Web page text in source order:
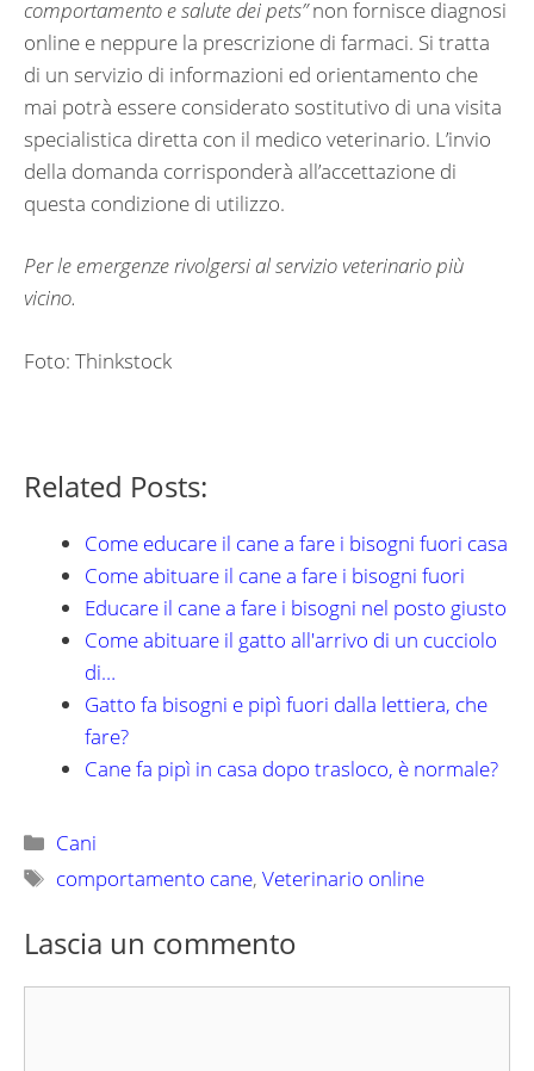
comportamento e salute dei pets”non fornisce diagnosi
online e neppure la prescrizione di farmaci. Si tratta
di un servizio di informazioni ed orientamento che
mai potrà essere considerato sostitutivo di una visita
specialistica diretta con il medico veterinario. L’invio
della domanda corrisponderà all’accettazione di
questa condizione di utilizzo.
Per le emergenze rivolgersi al servizio veterinario più
vicino.
Foto: Thinkstock
Related Posts:
Come educare il cane a fare i bisogni fuori casa
Come abituare il cane a fare i bisogni fuori
Educare il cane a fare i bisogni nel posto giusto
Come abituare il gatto all'arrivo di un cucciolo
di…
Gatto fa bisogni e pipì fuori dalla lettiera, che
fare?
Cane fa pipì in casa dopo trasloco, è normale?
Categorie
Cani
Tag
comportamento cane,Veterinario online
Lascia un commento